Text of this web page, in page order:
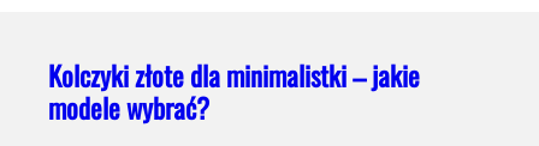
Kolczyki złote dla minimalistki – jakie
modele wybrać?